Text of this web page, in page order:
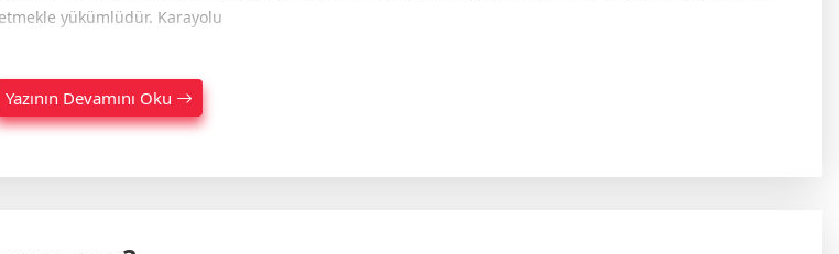
yükümlüdür. Karayolu
Yazının Devamını Oku